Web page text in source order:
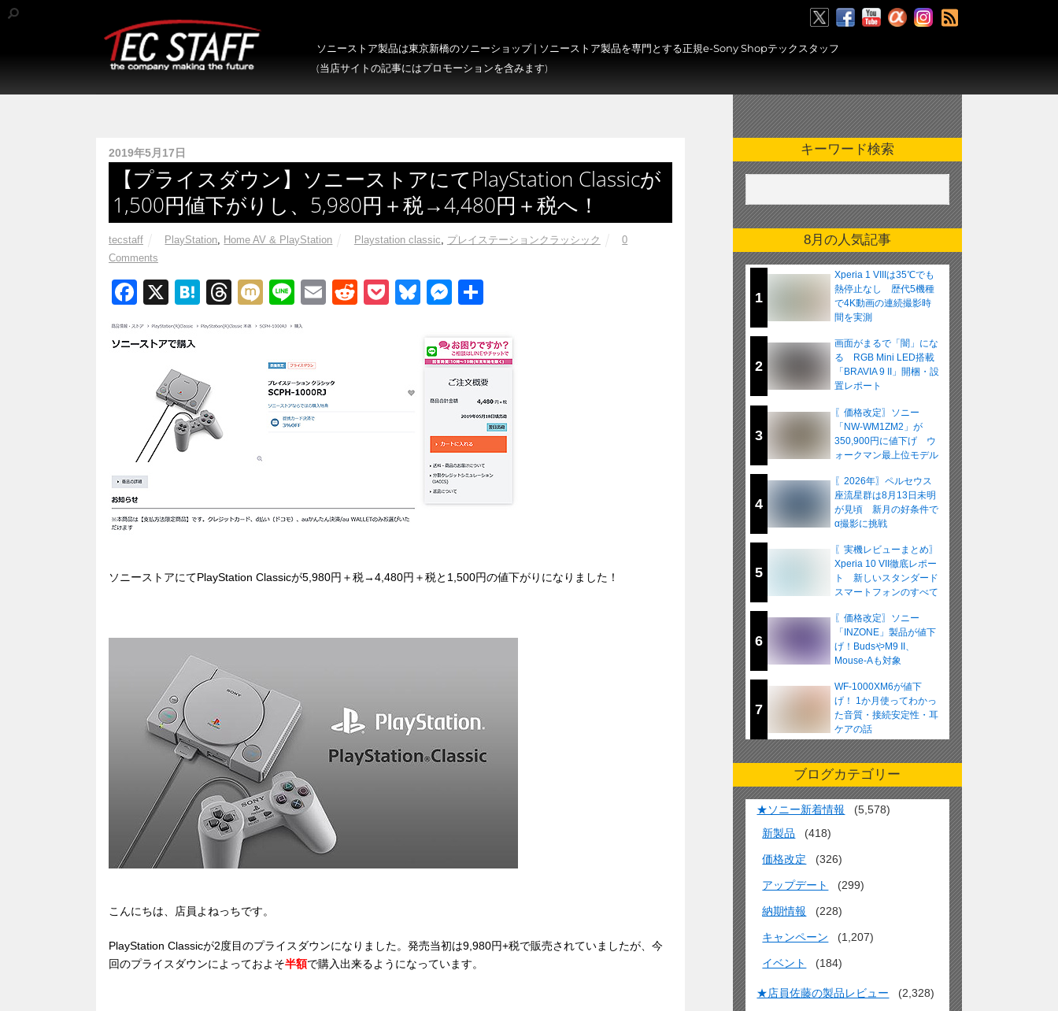
ソニーストア製品は東京新橋のソニーショップ | ソニーストア製品を専門とする正規e-Sony Shopテックスタッフ
(当店サイトの記事にはプロモーションを含みます)
2019年5月17日
【プライスダウン】ソニーストアにてPlayStation Classicが
1,500円値下がりし、5,980円＋税→4,480円＋税へ！
tecstaff PlayStation, Home AV & PlayStation Playstation classic, プレイステーションクラッシック
0
Comments
F
a
c
o
k
X
H
at
a
T
hr
M
ixi
Li
n
E
R
P
Bl
e
sk
y
M
ss
e
n
g
er
ソニーストアにてPlayStation Classicが5,980円＋税→4,480円＋税と1,500円の値下がりになりました！
こんにちは、店員よねっちです。
PlayStation Classicが2度目のプライスダウンになりました。発売当初は9,980円+税で販売されていましたが、今
回のプライスダウンによっておよそ半額で購入出来るようになっています。
キーワード検索
8月の人気記事
1
Xperia 1 VIIIは35℃でも
熱停止なし 歴代5機種
で4K動画の連続撮影時
間を実測
2
画面がまるで「闇」にな
る RGB Mini LED搭載
「BRAVIA 9 II」開梱・設
置レポート
3
〖価格改定〗ソニー
「NW-WM1ZM2」が
350,900円に値下げ ウ
ォークマン最上位モデル
4
〖2026年〗ペルセウス
座流星群は8月13日未明
が見頃 新月の好条件で
α撮影に挑戦
5
〖実機レビューまとめ〗
Xperia 10 VII徹底レポー
ト 新しいスタンダード
スマートフォンのすべて
6
〖価格改定〗ソニー
「INZONE」製品が値下
げ！BudsやM9 II、
Mouse-Aも対象
7
WF-1000XM6が値下
げ！ 1か月使ってわかっ
た音質・接続安定性・耳
ケアの話
ブログカテゴリー
★ソニー新着情報
(5,578)
新製品
(418)
価格改定 (326)
アップデート (299)
納期情報 (228)
キャンペーン (1,207)
イベント (184)
★店員佐藤の製品レビュー (2,328)